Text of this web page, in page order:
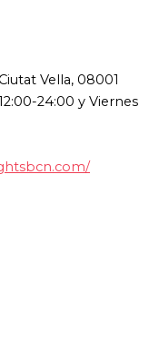
Vella, 08001
24:00 y Viernes